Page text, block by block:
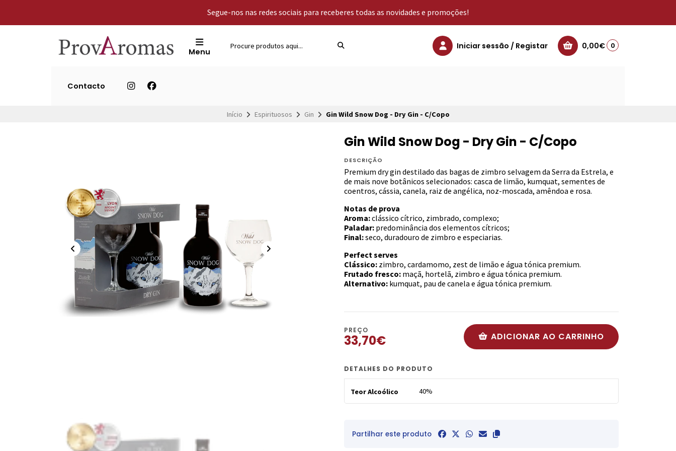
Segue-nos nas redes sociais para receberes todas as novidades e promoções!
Menu
Iniciar sessão / Registar 0,00€ 0
Contacto
Início Espirituosos Gin Gin Wild Snow Dog - Dry Gin - C/Copo
Gin Wild Snow Dog - Dry Gin - C/Copo
DESCRIÇÃO
Premium dry gin destilado das bagas de zimbro selvagem da Serra da Estrela, e
de mais nove botânicos selecionados: casca de limão, kumquat, sementes de
coentros, cássia, canela, raiz de angélica, noz-moscada, amêndoa e rosa.
Notas de prova
Aroma:clássico cítrico, zimbrado, complexo;
Paladar: predominância dos elementos cítricos;
Final:seco, duradouro de zimbro e especiarias.
Perfect serves
Clássico: zimbro, cardamomo, zest de limão e água tónica premium.
Frutado fresco: maçã, hortelã, zimbro e água tónica premium.
Alternativo: kumquat, pau de canela e água tónica premium.
PREÇO
33,70€ ADICIONAR AO CARRINHO
DETALHES DO PRODUTO
Teor Alcoólico 40%
Partilhar este produto